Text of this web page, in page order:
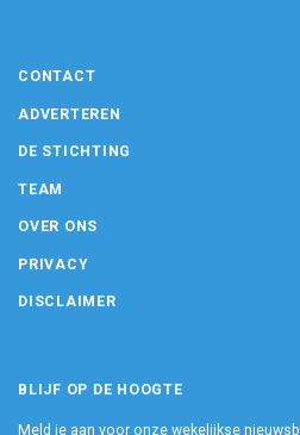
CONTACT
ADVERTEREN
DE STICHTING
TEAM
OVER ONS
PRIVACY
DISCLAIMER
BLIJF OP DE HOOGTE
Meld je aan voor onze wekelijkse